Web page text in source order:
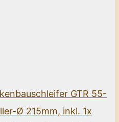
GTR 55-
Ø 215mm, inkl. 1x